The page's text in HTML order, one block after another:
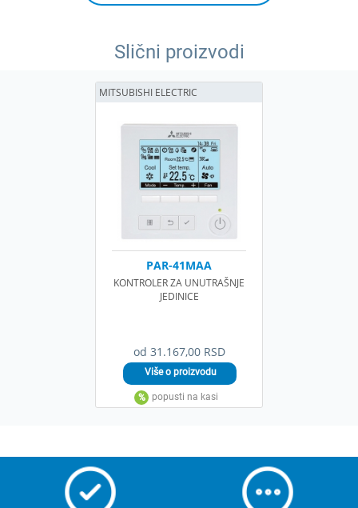
Slični proizvodi
od 31.167,00 RSD
PAR-41MAA
KONTROLER ZA UNUTRAŠNJE
JEDINICE
MITSUBISHI ELECTRIC